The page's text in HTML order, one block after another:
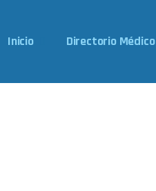
Inicio Directorio Médico